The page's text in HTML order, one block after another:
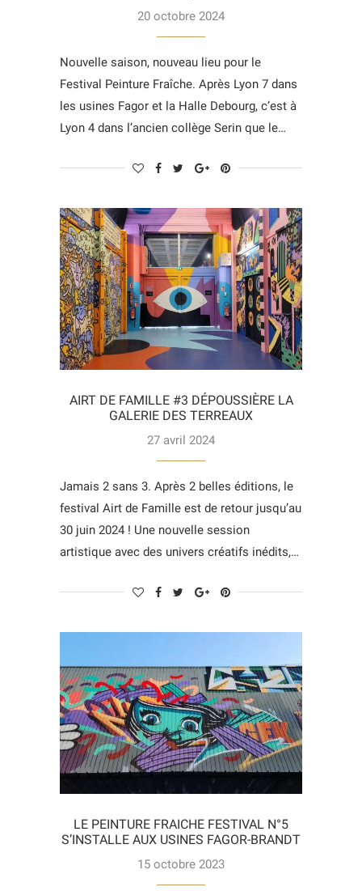
20 octobre 2024
Nouvelle saison, nouveau lieu pour le
Festival Peinture Fraîche. Après Lyon 7 dans
les usines Fagor et la Halle Debourg, c’est à
Lyon 4 dans l’ancien collège Serin que le…
AIRT DE FAMILLE #3 DÉPOUSSIÈRE LA
GALERIE DES TERREAUX
27 avril 2024
Jamais 2 sans 3. Après 2 belles éditions, le
festival Airt de Famille est de retour jusqu’au
30 juin 2024 ! Une nouvelle session
artistique avec des univers créatifs inédits,…
LE PEINTURE FRAICHE FESTIVAL N°5
S’INSTALLE AUX USINES FAGOR-BRANDT
15 octobre 2023